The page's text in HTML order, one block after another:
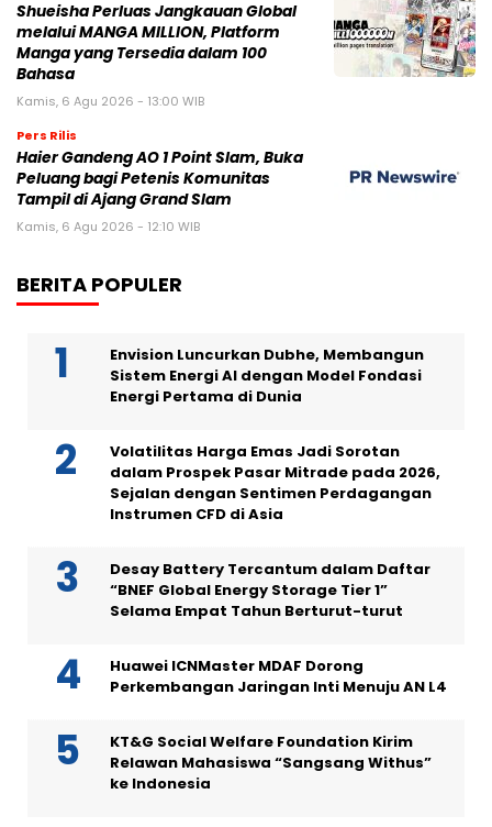
Shueisha Perluas Jangkauan Global
melalui MANGA MILLION, Platform
Manga yang Tersedia dalam 100
Bahasa
Kamis, 6 Agu 2026 - 13:00 WIB
Pers Rilis
Haier Gandeng AO 1 Point Slam, Buka
Peluang bagi Petenis Komunitas
Tampil di Ajang Grand Slam
Kamis, 6 Agu 2026 - 12:10 WIB
BERITA POPULER
Envision Luncurkan Dubhe, Membangun
Sistem Energi AI dengan Model Fondasi
Energi Pertama di Dunia
Volatilitas Harga Emas Jadi Sorotan
dalam Prospek Pasar Mitrade pada 2026,
Sejalan dengan Sentimen Perdagangan
Instrumen CFD di Asia
Desay Battery Tercantum dalam Daftar
“BNEF Global Energy Storage Tier 1”
Selama Empat Tahun Berturut-turut
Huawei ICNMaster MDAF Dorong
Perkembangan Jaringan Inti Menuju AN L4
KT&G Social Welfare Foundation Kirim
Relawan Mahasiswa “Sangsang Withus”
ke Indonesia